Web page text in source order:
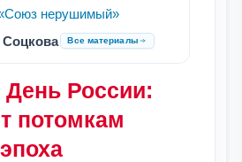
нерушимый»
Соцкова Все материалы
России:
потомкам